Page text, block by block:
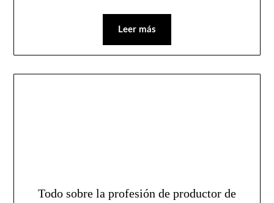
Leer más
Todo sobre la profesión de productor de